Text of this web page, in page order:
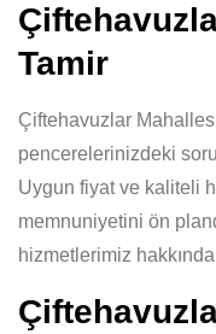
Tamir
Çiftehavuzlar
pencerelerinizdeki
Uygun fiyat ve kaliteli
memnuniyetini ön
hizmetlerimiz